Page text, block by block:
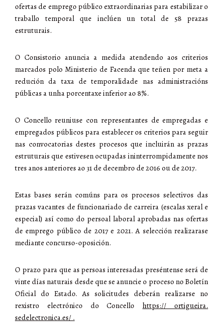
ofertas de emprego público extraordinarias para estabilizar o
traballo temporal que inclúen un total de 58 prazas
estruturais.
O Consistorio anuncia a medida atendendo aos criterios
marcados polo Ministerio de Facenda que teñen por meta a
redución da taxa de temporalidade nas administracións
públicas a unha porcentaxe inferior ao 8%.
O Concello reuniuse con representantes de empregadas e
empregados públicos para establecer os criterios para seguir
nas convocatorias destes procesos que incluirán as prazas
estruturais que estivesen ocupadas ininterrompidamente nos
tres anos anteriores ao 31 de decembro de 2016 ou de 2017.
Estas bases serán comúns para os procesos selectivos das
prazas vacantes de funcionariado de carreira (escalas xeral e
especial) así como do persoal laboral aprobadas nas ofertas
de emprego público de 2017 e 2021. A selección realizarase
mediante concurso-oposición.
O prazo para que as persoas interesadas preséntense será de
vinte días naturais desde que se anuncie o proceso no Boletín
Oficial do Estado. As solicitudes deberán realizarse no
rexistro electrónico do Concello https:// ortigueira.
sedelectronica.es/ .